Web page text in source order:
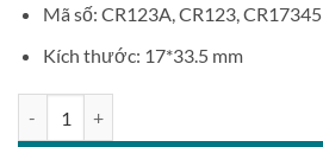
Mã số: CR123A, CR123, CR17345
Kích thước: 17*33.5 mm